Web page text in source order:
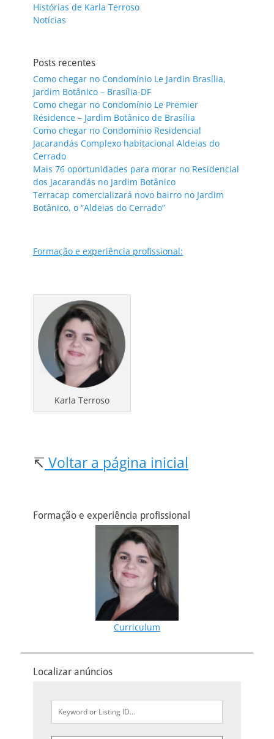
Histórias de Karla Terroso
Notícias
Posts recentes
Como chegar no Condomínio Le Jardin Brasília,
Jardim Botânico – Brasília-DF
Como chegar no Condomínio Le Premier
Résidence – Jardim Botânico de Brasília
Como chegar no Condomínio Residencial
Jacarandás Complexo habitacional Aldeias do
Cerrado
Mais 76 oportunidades para morar no Residencial
dos Jacarandás no Jardim Botânico
Terracap comercializará novo bairro no Jardim
Botânico, o “Aldeias do Cerrado”
Formação e experiência profissional:
Karla Terroso
↸ Voltar a página inicial
Formação e experiência profissional
Curriculum
Localizar anúncios